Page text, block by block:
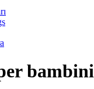
bambini